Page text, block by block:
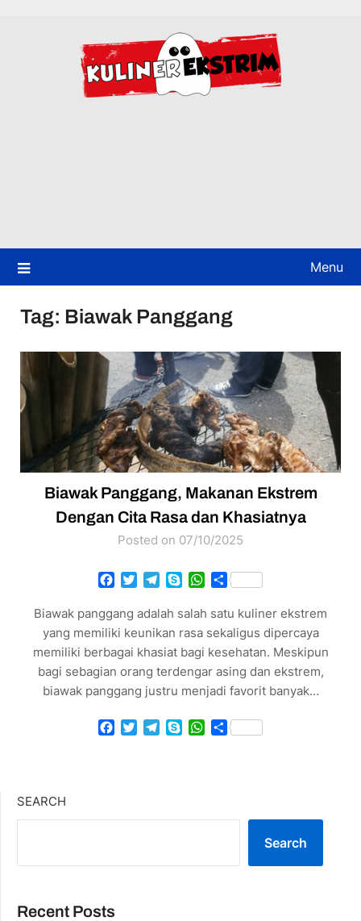
Menu
Tag: Biawak Panggang
Biawak Panggang, Makanan Ekstrem
Dengan Cita Rasa dan Khasiatnya
Posted on 07/10/2025
Facebook
TwitterTelegram
SkypeWhatsApp
Share
Biawak panggang adalah salah satu kuliner ekstrem
yang memiliki keunikan rasa sekaligus dipercaya
memiliki berbagai khasiat bagi kesehatan. Meskipun
bagi sebagian orang terdengar asing dan ekstrem,
biawak panggang justru menjadi favorit banyak…
Facebook
TwitterTelegram
SkypeWhatsApp
Share
SEARCH
Search
Recent Posts